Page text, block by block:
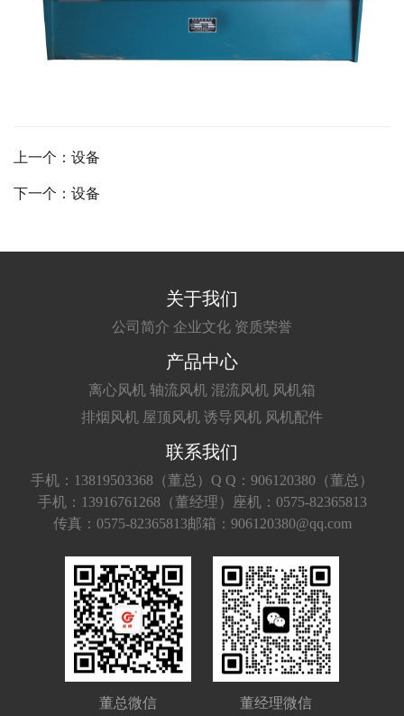
上一个：设备
下一个：设备
关于我们
公司简介 企业文化 资质荣誉
产品中心
离心风机 轴流风机 混流风机 风机箱
排烟风机 屋顶风机 诱导风机 风机配件
联系我们
手机：13819503368（董总） Q Q：906120380（董总）
手机：13916761268（董经理）
座机：0575-82365813
传真：0575-82365813邮箱：906120380@qq.com
董总微信 董经理微信